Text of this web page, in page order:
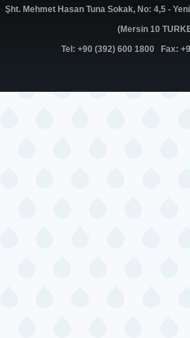
Şht. Mehmet Hasan Tuna Sokak, No: 4,5 -
(Mersin 10
Tel: +90 (392) 600 1800 Fax: